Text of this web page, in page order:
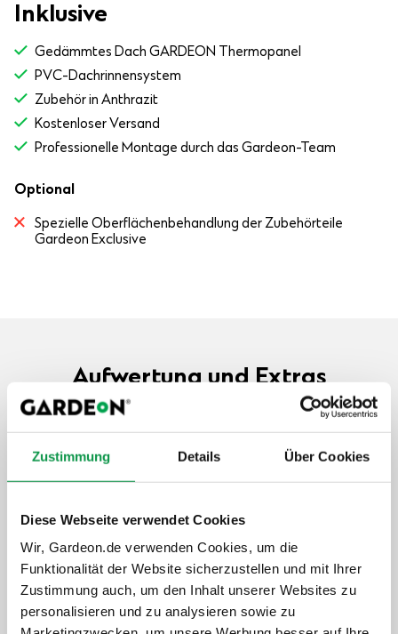
Zustimmung Details Über Cookies
Diese Webseite verwendet Cookies
Wir, Gardeon.de verwenden Cookies, um die
Funktionalität der Website sicherzustellen und mit Ihrer
Zustimmung auch, um den Inhalt unserer Websites zu
personalisieren und zu analysieren sowie zu
Inklusive
Gedämmtes Dach GARDEON Thermopanel
PVC-Dachrinnensystem
Zubehör in Anthrazit
Kostenloser Versand
Professionelle Montage durch das Gardeon-Team
Optional
Spezielle Oberflächenbehandlung der Zubehörteile
Gardeon Exclusive
Aufwertung und Extras
Garantieverlängerung auf 20 Jahre
Langfristiger Schutz der Investition
+471,-€
Details anzeigen Verbindlich auswählen